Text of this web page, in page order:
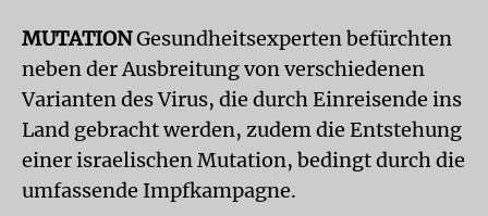
MUTATIONGesundheitsexperten befürchten
neben der Ausbreitung von verschiedenen
Varianten des Virus, die durch Einreisende ins
Land gebracht werden, zudem die Entstehung
einer israelischen Mutation, bedingt durch die
umfassende Impfkampagne.